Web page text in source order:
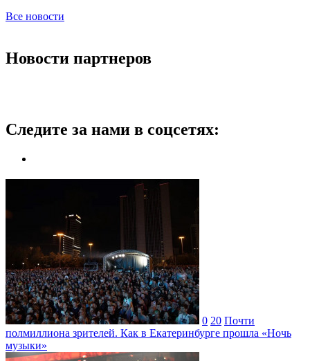
Все новости
Новости партнеров
Следите за нами в соцсетях:
0 20 Почти
полмиллиона зрителей. Как в Екатеринбурге прошла «Ночь
музыки»